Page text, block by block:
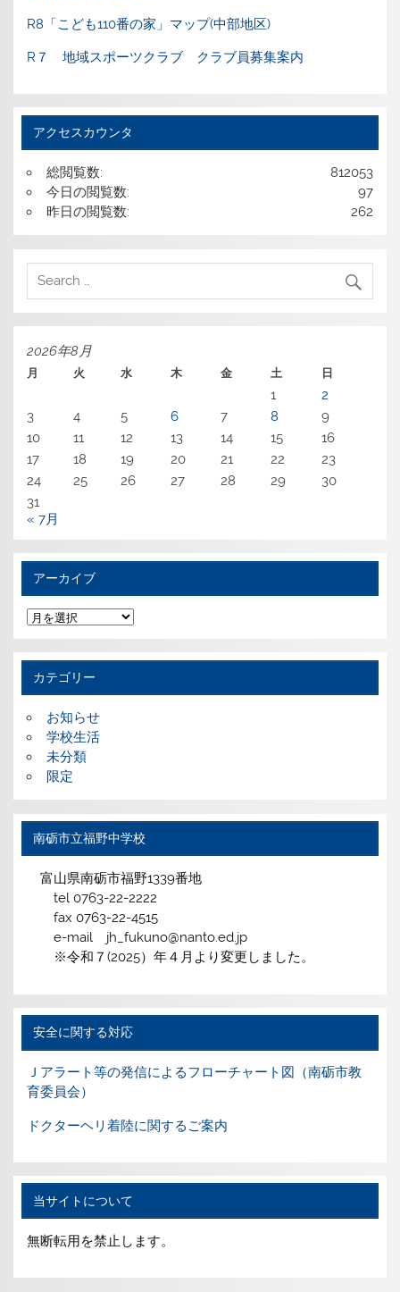
R8「こども110番の家」マップ(中部地区)
R７ 地域スポーツクラブ クラブ員募集案内
アクセスカウンタ
812053
総閲覧数:
97
今日の閲覧数:
262
昨日の閲覧数:
2026年8月
月 火 水 木 金 土 日
1
2
3
4 5 6 7 8
9
10
11 12 13 14 15
16
17
18 19 20 21 22
23
24
25 26 27 28 29
30
31
« 7月
アーカイブ
ア
ー
カ
イ
カテゴリー
お知らせ
学校生活
未分類
限定
南砺市立福野中学校
富山県南砺市福野1339番地
tel 0763-22-2222
fax 0763-22-4515
e-mail jh_fukuno@nanto.ed.jp
※令和７(2025）年４月より変更しました。
安全に関する対応
Ｊアラート等の発信によるフローチャート図（南砺市教
育委員会）
ドクターヘリ着陸に関するご案内
当サイトについて
無断転用を禁止します。